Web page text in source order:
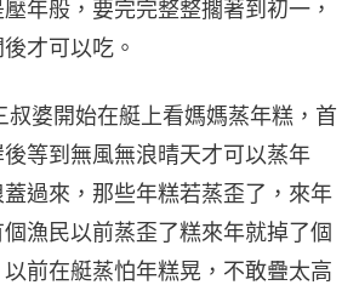
年般，要完完整整擱著到初一，
才可以吃。
叔婆開始在艇上看媽媽蒸年糕，首
等到無風無浪晴天才可以蒸年
過來，那些年糕若蒸歪了，來年
漁民以前蒸歪了糕來年就掉了個
前在艇蒸怕年糕晃，不敢疊太高